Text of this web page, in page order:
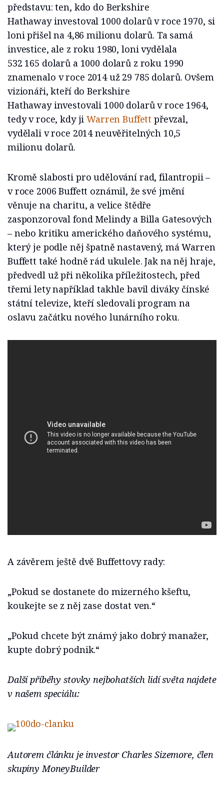
představu: ten, kdo do Berkshire
Hathaway investoval 1000 dolarů v roce 1970, si
loni přišel na 4,86 milionu dolarů. Ta samá
investice, ale z roku 1980, loni vydělala
532 165 dolarů a 1000 dolarů z roku 1990
znamenalo v roce 2014 už 29 785 dolarů. Ovšem
vizionáři, kteří do Berkshire
Hathaway investovali 1000 dolarů v roce 1964,
tedy v roce, kdy jiWarren Buffett převzal,
vydělali v roce 2014 neuvěřitelných 10,5
milionu dolarů.
Kromě slabosti pro udělování rad, filantropii –
v roce 2006 Buffett oznámil, že své jmění
věnuje na charitu, a velice štědře
zasponzoroval fond Melindy a Billa Gatesových
– nebo kritiku amerického daňového systému,
který je podle něj špatně nastavený, má Warren
Buffett také hodně rád ukulele. Jak na něj hraje,
předvedl už při několika příležitostech, před
třemi lety například takhle bavil diváky čínské
státní televize, kteří sledovali program na
oslavu začátku nového lunárního roku.
A závěrem ještě dvě Buffettovy rady:
„Pokud se dostanete do mizerného kšeftu,
koukejte se z něj zase dostat ven.“
„Pokud chcete být známý jako dobrý manažer,
kupte dobrý podnik.“
Další příběhy stovky nejbohatších lidí světa najdete
v našem speciálu:
Autorem článku je investor Charles Sizemore, člen
skupiny MoneyBuilder